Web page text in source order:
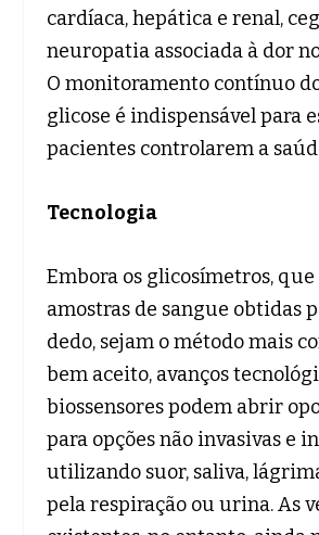
cardíaca, hepática e renal,
neuropatia associada à dor
O monitoramento contínuo
glicose é indispensável para
pacientes controlarem a
Tecnologia
Embora os glicosímetros,
amostras de sangue obtidas
dedo, sejam o método mais
bem aceito, avanços
biossensores podem abrir
para opções não invasivas e
utilizando suor, saliva,
pela respiração ou urina. As